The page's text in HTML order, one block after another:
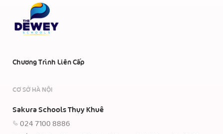
Chương Trình Liên Cấp
CƠ SỞ HÀ NỘI
Sakura Schools Thụy Khuê
024 7100 8886